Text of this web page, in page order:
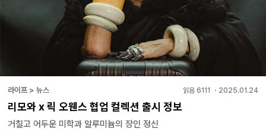
라이프 > 뉴스 읽음 6111 ・ 2025.01.24
리모와 x 릭 오웬스 협업 컬렉션 출시 정보
거칠고 어두운 미학과 알루미늄의 장인 정신